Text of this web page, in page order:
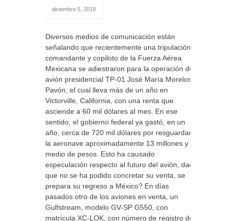
diciembre 5, 2019
Diversos medios de comunicación están
señalando que recientemente una tripulación,
comandante y copiloto de la Fuerza Aérea
Mexicana se adiestraron para la operación del
avión presidencial TP-01 José María Morelos y
Pavón, el cual lleva más de un año en
Victorville, California, con una renta que
asciende a 60 mil dólares al mes. En ese
sentido, el gobierno federal ya gastó, en un
año, cerca de 720 mil dólares por resguardar
la aeronave aproximadamente 13 millones y
medio de pesos. Esto ha causado
especulación respecto al futuro del avión, dado
que no se ha podido concretar su venta, se
prepara su regreso a México? En días
pasados otro de los aviones en venta, un
Gulfstream, modelo GV-SP G550, con
matrícula XC-LOK, con número de registro de